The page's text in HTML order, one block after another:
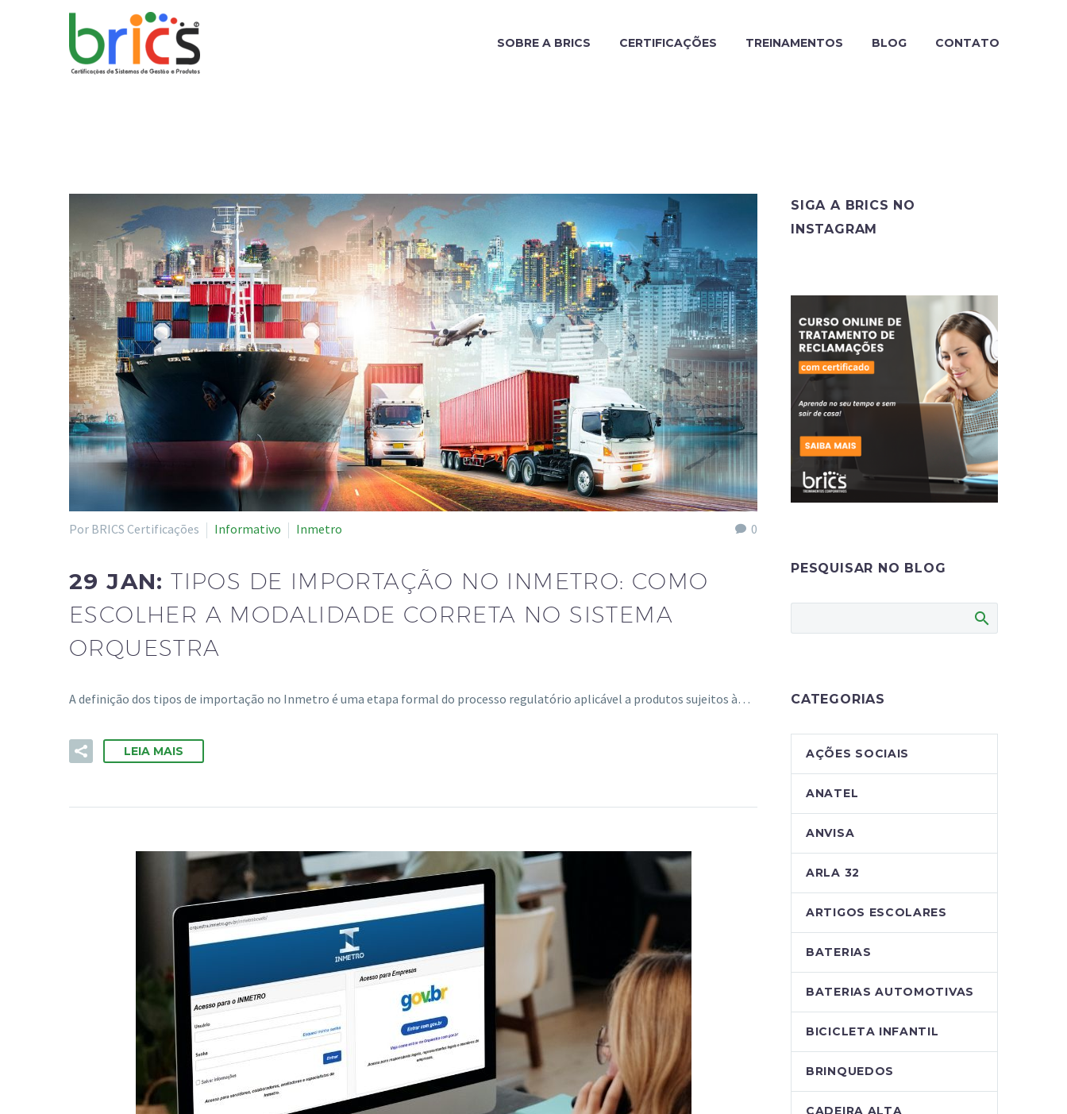
SOBRE A BRICS CERTIFICAÇÕES TREINAMENTOS BLOG CONTATO
0
Por BRICS Certificações Informativo Inmetro
29 JAN:TIPOS DE IMPORTAÇÃO NO INMETRO: COMO
ESCOLHER A MODALIDADE CORRETA NO SISTEMA
ORQUESTRA
A definição dos tipos de importação no Inmetro é uma etapa formal do processo regulatório aplicável a produtos sujeitos à…
LEIA MAIS
SIGA A BRICS NO
INSTAGRAM
PESQUISAR NO BLOG
CATEGORIAS
AÇÕES SOCIAIS
ANATEL
ANVISA
ARLA 32
ARTIGOS ESCOLARES
BATERIAS
BATERIAS AUTOMOTIVAS
BICICLETA INFANTIL
BRINQUEDOS
CADEIRA ALTA